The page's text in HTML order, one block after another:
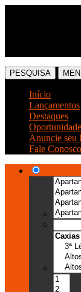
PESQUISA
Início
Lançamentos
Destaques
Anuncie seu
Fale Conosco